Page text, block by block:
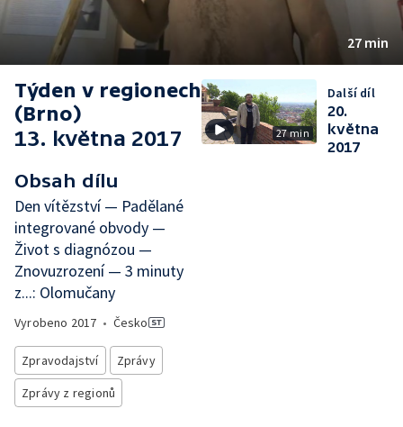
27 min
Týden v regionech
(Brno)
13. května 2017
Obsah dílu
Den vítězství — Padělané
integrované obvody —
Život s diagnózou —
Znovuzrození — 3 minuty
z...: Olomučany
Vyrobeno 2017 • Česko
Zpravodajství
Zprávy
Zprávy z regionů
27 min
Další díl
20.
května
2017